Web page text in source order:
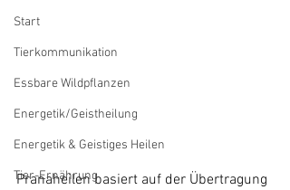
Start
Tierkommunikation
Essbare Wildpflanzen
Energetik/Geistheilung
Energetik & Geistiges Heilen
Tier-Ernährung
Pranaheilen basiert auf der Übertragung